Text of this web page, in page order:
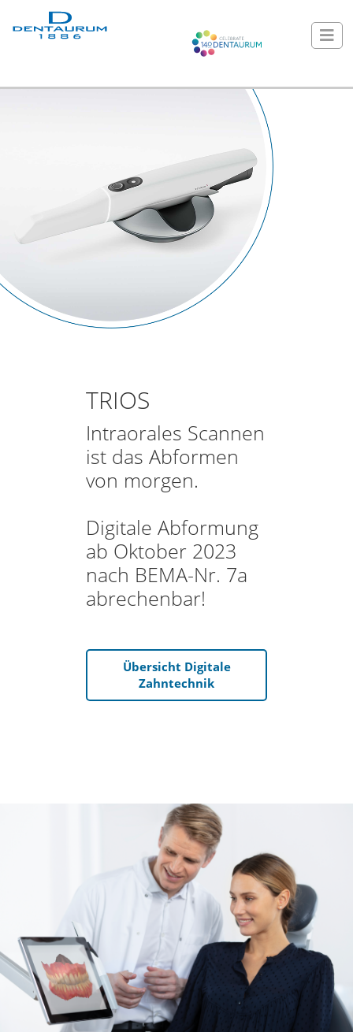
TRIOS
Intraorales Scannen
ist das Abformen
von morgen.
Digitale Abformung
ab Oktober 2023
nach BEMA-Nr. 7a
abrechenbar!
Übersicht Digitale
Zahntechnik